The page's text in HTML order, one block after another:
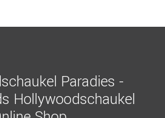
Paradies -
Hollywoodschaukel